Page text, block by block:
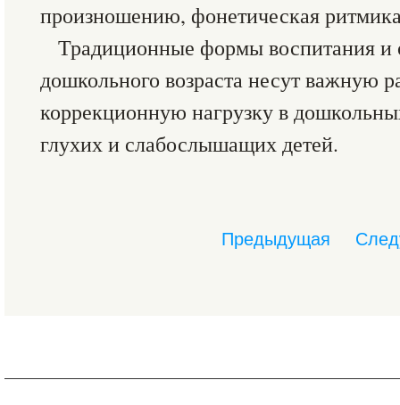
произношению, фонетическая
Традиционные формы воспитания и
дошкольного возраста несут важную
коррекционную нагрузку в
глухих и слабослышащих детей.
Предыдущая